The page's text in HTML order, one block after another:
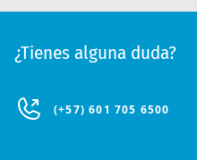
¿Tienes alguna duda?
(+57) 601 705 6500